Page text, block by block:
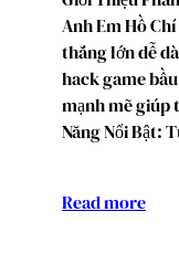
Anh Em Hồ
thắng lớn dễ
hack game
mạnh mẽ giúp
Năng Nổi Bật:
Read more